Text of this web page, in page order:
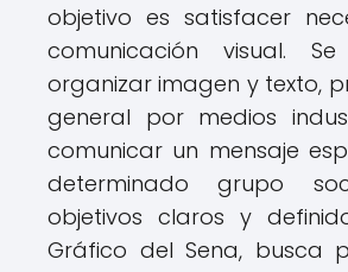
objetivo es satisfacer
comunicación visual.
organizar imagen y texto,
general por medios
comunicar un mensaje
determinado grupo
objetivos claros y
Gráfico del Sena, busca